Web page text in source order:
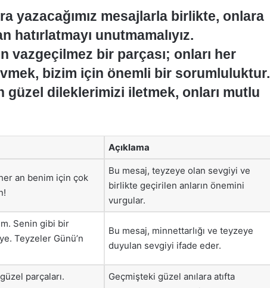
yazacağımız mesajlarla birlikte, onlara
hatırlatmayı unutmamalıyız.
vazgeçilmez bir parçası; onları her
bizim için önemli bir sorumluluktur.
güzel dileklerimizi iletmek, onları mutlu
Açıklama
an benim için çok
Bu mesaj, teyzeye olan sevgiyi ve
birlikte geçirilen anların önemini
vurgular.
Senin gibi bir
Teyzeler Günü’n
Bu mesaj, minnettarlığı ve teyzeye
duyulan sevgiyi ifade eder.
parçaları.
Geçmişteki güzel anılara atıfta